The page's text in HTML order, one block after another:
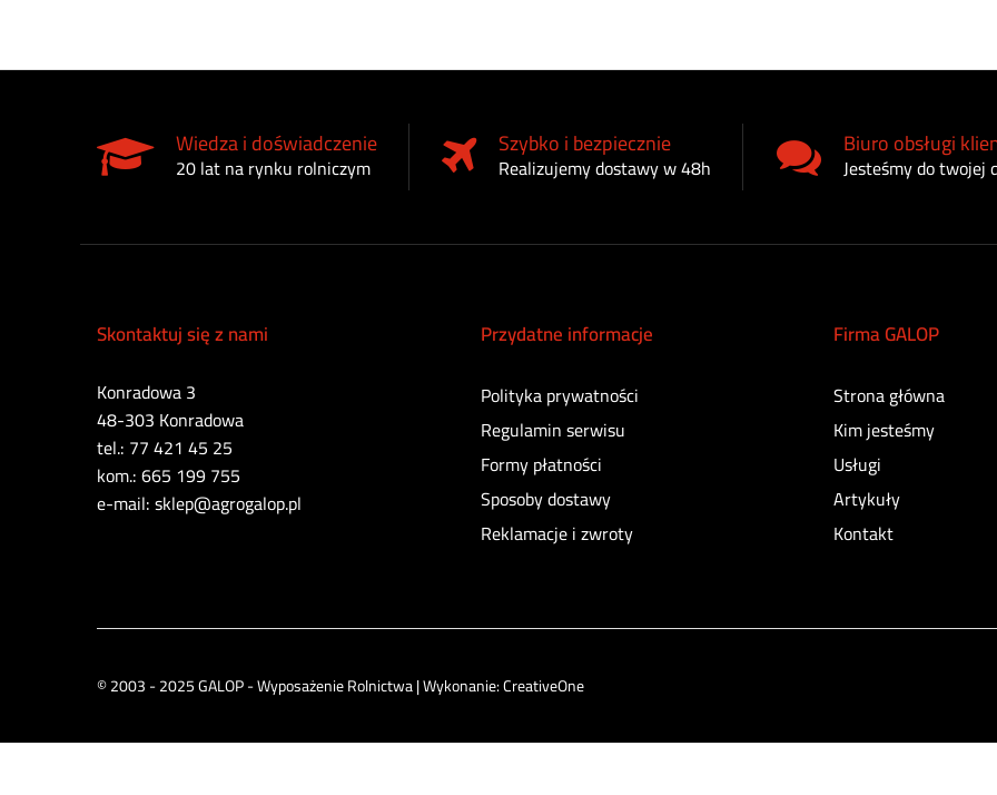
Wiedza i doświadczenie
20 lat na rynku rolniczym
Szybko i bezpiecznie
Realizujemy dostawy w 48h
Biuro obsługi
Jesteśmy do twojej
Skontaktuj się z nami
Konradowa 3
48-303 Konradowa
tel.: 77 421 45 25
kom.: 665 199 755
e-mail: sklep@agrogalop.pl
Przydatne informacje
Polityka prywatności
Regulamin serwisu
Formy płatności
Sposoby dostawy
Reklamacje i zwroty
Firma GALOP
Strona główna
Kim jesteśmy
Usługi
Artykuły
Kontakt
© 2003 - 2025 GALOP - Wyposażenie Rolnictwa | Wykonanie:CreativeOne